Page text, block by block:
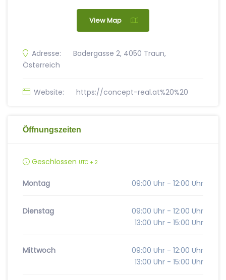
View Map
Adresse:
Badergasse 2, 4050 Traun,
Österreich
Website: https://concept-real.at%20%20
Öffnungszeiten
Geschlossen UTC + 2
Montag 09:00 Uhr - 12:00 Uhr
Dienstag
09:00 Uhr - 12:00 Uhr
13:00 Uhr - 15:00 Uhr
Mittwoch
09:00 Uhr - 12:00 Uhr
13:00 Uhr - 15:00 Uhr